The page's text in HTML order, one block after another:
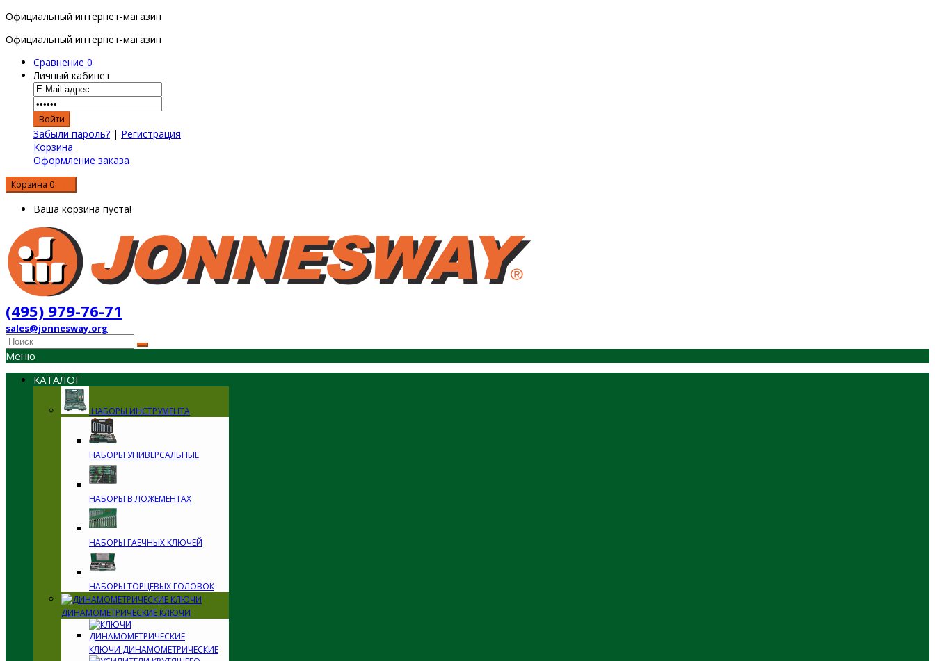
Официальный интернет-магазин
Официальный интернет-магазин
Сравнение 0
Личный кабинет
Забыли пароль? | Регистрация
Корзина
Оформление заказа
Корзина 0
Ваша корзина пуста!
(495) 979-76-71
sales@jonnesway.org
Меню
КАТАЛОГ
НАБОРЫ ИНСТРУМЕНТА
НАБОРЫ УНИВЕРСАЛЬНЫЕ
НАБОРЫ В ЛОЖЕМЕНТАХ
НАБОРЫ ГАЕЧНЫХ КЛЮЧЕЙ
НАБОРЫ ТОРЦЕВЫХ ГОЛОВОК
ДИНАМОМЕТРИЧЕСКИЕ КЛЮЧИ
КЛЮЧИ ДИНАМОМЕТРИЧЕСКИЕ